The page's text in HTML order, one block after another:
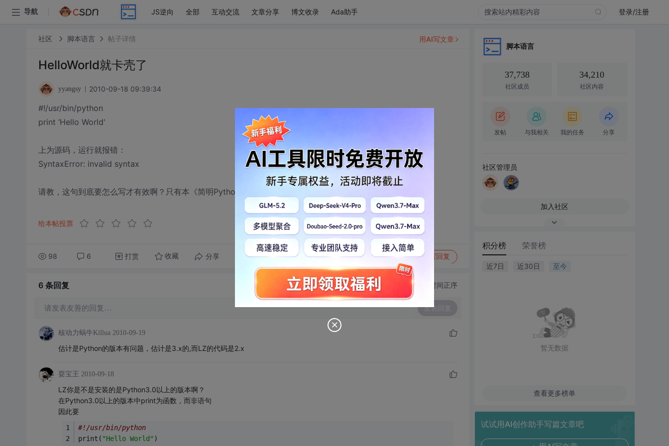
导航 JS逆向 全部 互动交流 文章分享 博文收录 Ada助手 登录/注册
社区 脚本语言 帖子详情
HelloWorld就卡壳了
yyangsy 2010-09-18 09:39:34
#!/usr/bin/python
print ‘Hello World'
上为源码，运行就报错：
SyntaxError: invalid syntax
请教，这句到底要怎么写才有效啊？只有本《简明Python教程》
给本帖投票
98 6 打赏 收藏 分享 转发到动态 举报 写回复
用AI写文章
6 条回复 切换为时间正序
请发表友善的回复… 发表回复
核动力蜗牛Killua 2010-09-19
估计是Python的版本有问题，估计是3.x的,而LZ的代码是2.x
耍宝王 2010-09-18
LZ你是不是安装的是Python3.0以上的版本啊？
在Python3.0以上的版本中print为函数，而非语句
因此要
#!/usr/bin/python
print( "Hello World" )
脚本语言
37,738
社区成员
34,210
社区内容
发帖 与我相关 我的任务 分享
社区管理员
加入社区
积分榜 荣誉榜
近7日 近30日 至今
暂无数据
查看更多榜单
试试用AI创作助手写篇文章吧